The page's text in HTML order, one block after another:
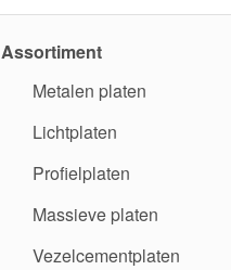
Assortiment
Metalen platen
Lichtplaten
Profielplaten
Massieve platen
Vezelcementplaten